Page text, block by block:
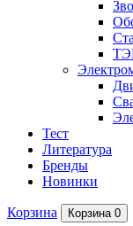
Тест
Литература
Бренды
Новинки
Корзина Корзина 0